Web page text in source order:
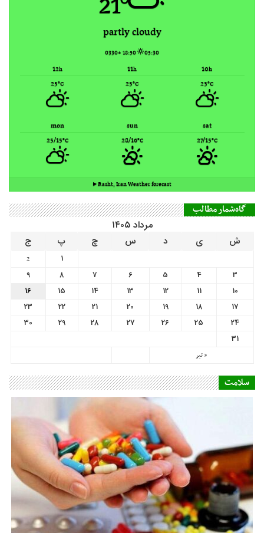
partly cloudy
05:30
18:50 +0330
10h
11h
12h
23°C
25°C
25°C
sat
sun
mon
27/15°C
28/16°C
25/15°C
Weather forecast
Rasht, Iran ▸
گاه‌شمار مطالب
مرداد ۱۴۰۵
ش ی د س چ پ ج
« تیر
1
2
3
4
5
6
7
8
9
10
11
12
13
14
15
16
17
18
19
20
21
22
23
24
25
26
27
28
29
30
31
سلامت